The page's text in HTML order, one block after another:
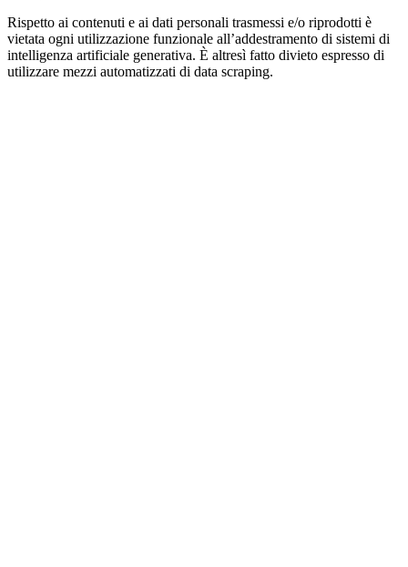
Rispetto ai contenuti e ai dati personali trasmessi e/o riprodotti è
vietata ogni utilizzazione funzionale all’addestramento di sistemi di
intelligenza artificiale generativa. È altresì fatto divieto espresso di
utilizzare mezzi automatizzati di data scraping.